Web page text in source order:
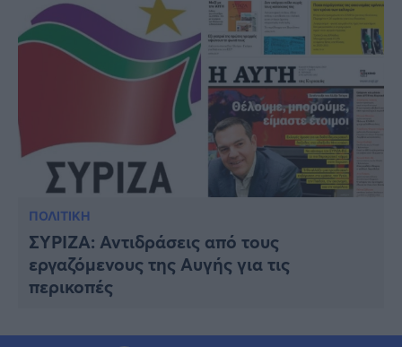
ΠΟΛΙΤΙΚΗ
ΣΥΡΙΖΑ: Αντιδράσεις από τους
εργαζόμενους της Αυγής για τις
περικοπές